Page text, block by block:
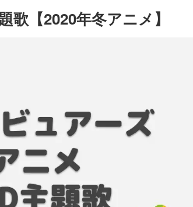
歌【2020年冬アニメ】